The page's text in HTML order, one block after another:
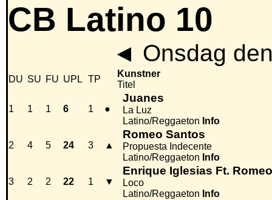
CB Latino 10
◄ Onsdag
DU SU FU UPL TP
Kunstner
Titel
1 1 1 6 1 ●
Juanes
La Luz
Latino/Reggaeton Info
2 4 5 24 3 ▲
Romeo Santos
Propuesta Indecente
Latino/Reggaeton Info
3 2 2 22 1 ▼
Enrique Iglesias Ft.
Loco
Latino/Reggaeton Info